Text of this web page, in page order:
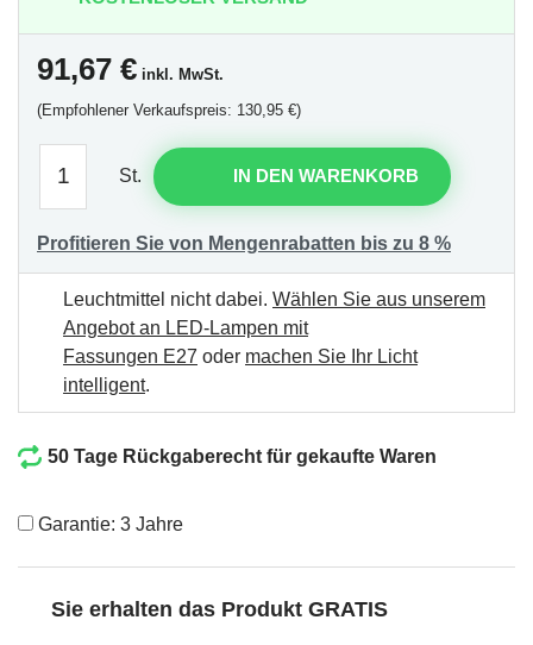
91,67 € inkl. MwSt.
(Empfohlener Verkaufspreis: 130,95 €)
St. IN DEN WARENKORB
Profitieren Sie von Mengenrabatten bis zu 8 %
Leuchtmittel nicht dabei. Wählen Sie aus unserem
Angebot an LED-Lampen mit
Fassungen E27 oder machen Sie Ihr Licht
intelligent.
50 Tage Rückgaberecht für gekaufte Waren
Garantie: 3 Jahre
Sie erhalten das Produkt GRATIS